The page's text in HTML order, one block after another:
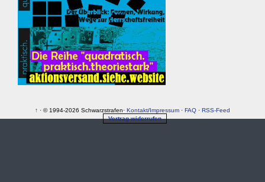
↑ · © 1994-2026 Schwarzstrafen· Kontakt/ Impressum · FAQ · RSS-Feed
Vertrag widerrufen